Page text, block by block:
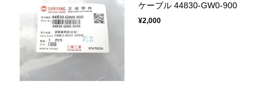
ケーブル 44830-GW0-900
¥2,000